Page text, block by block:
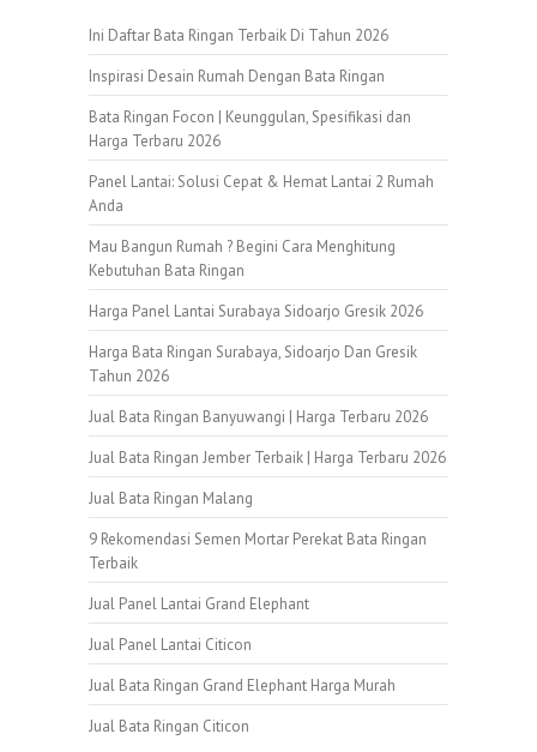
Ini Daftar Bata Ringan Terbaik Di Tahun 2026
Inspirasi Desain Rumah Dengan Bata Ringan
Bata Ringan Focon | Keunggulan, Spesifikasi dan
Harga Terbaru 2026
Panel Lantai: Solusi Cepat & Hemat Lantai 2 Rumah
Anda
Mau Bangun Rumah ? Begini Cara Menghitung
Kebutuhan Bata Ringan
Harga Panel Lantai Surabaya Sidoarjo Gresik 2026
Harga Bata Ringan Surabaya, Sidoarjo Dan Gresik
Tahun 2026
Jual Bata Ringan Banyuwangi | Harga Terbaru 2026
Jual Bata Ringan Jember Terbaik | Harga Terbaru 2026
Jual Bata Ringan Malang
9 Rekomendasi Semen Mortar Perekat Bata Ringan
Terbaik
Jual Panel Lantai Grand Elephant
Jual Panel Lantai Citicon
Jual Bata Ringan Grand Elephant Harga Murah
Jual Bata Ringan Citicon